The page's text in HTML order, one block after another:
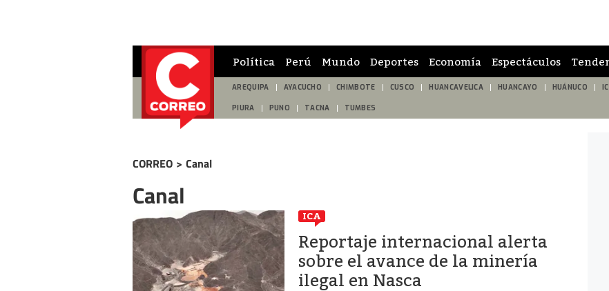
Política Perú Mundo Deportes Economía Espectáculos
AREQUIPA AYACUCHO CHIMBOTE CUSCO HUANCAVELICA HUANCAYO HUÁNUCO
PIURA PUNO TACNA TUMBES
CORREO > Canal
Canal
ICA
Reportaje internacional alerta
sobre el avance de la minería
ilegal en Nasca